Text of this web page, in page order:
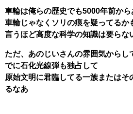
車輪は俺らの歴史でも5000年前から
車輪じゃなくソリの痕を疑ってるか
言うほど高度な科学の知識は要らな
ただ、あのじいさんの雰囲気からし
でに石化光線弾も独占して
原始文明に君臨してる一族またはそ
るなあ